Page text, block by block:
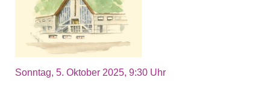
Sonntag, 5. Oktober 2025, 9:30 Uhr